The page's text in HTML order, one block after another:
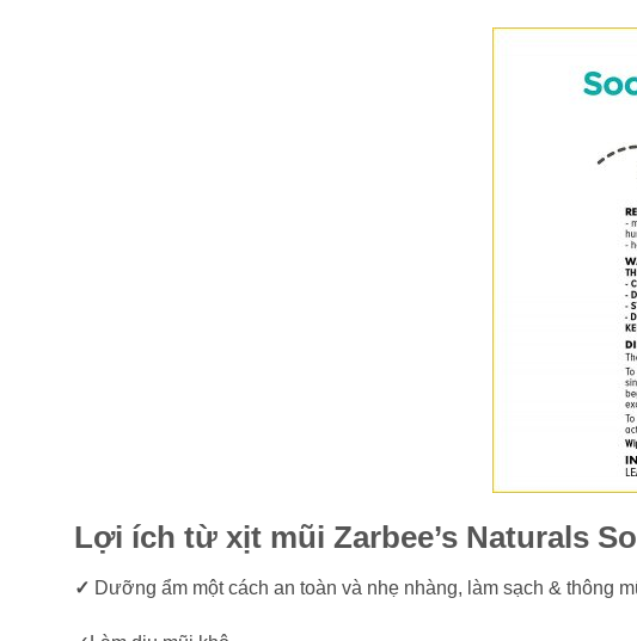
Lợi ích từ xịt mũi Zarbee’s Naturals
✓ Dưỡng ẩm một cách an toàn và nhẹ nhàng, làm sạch & thông